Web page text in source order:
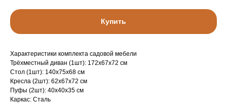
Купить
Характеристики комплекта садовой мебели
Трёхместный диван (1шт): 172x67x72 см
Стол (1шт): 140x75x68 см
Кресла (2шт): 62x67x72 см
Пуфы (2шт): 40x40x35 см
Каркас: Сталь